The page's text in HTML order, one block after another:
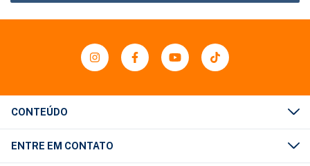
CONTEÚDO
ENTRE EM CONTATO